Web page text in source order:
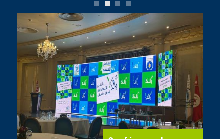
0 1 2 3